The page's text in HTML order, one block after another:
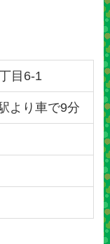
目6-1
より車で9分